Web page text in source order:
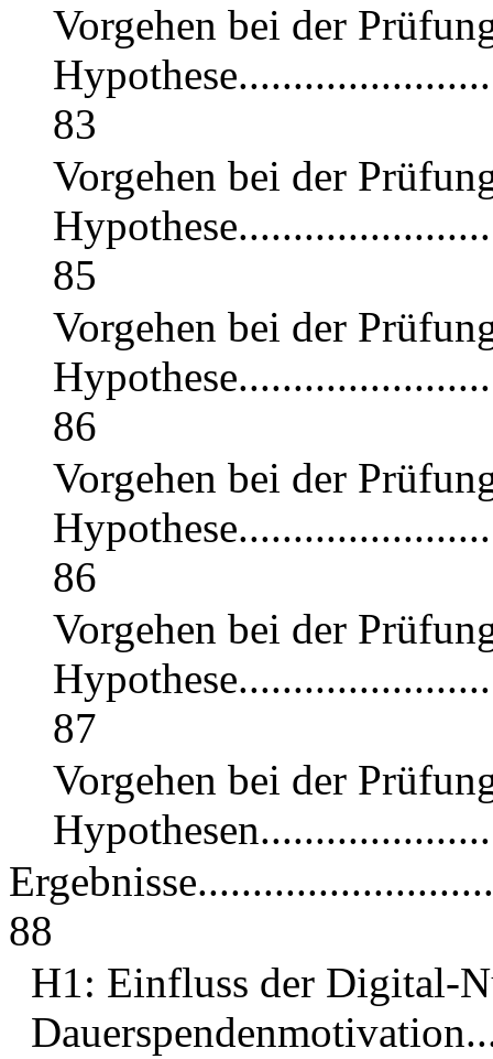
Vorgehen bei der
83
Vorgehen bei der
85
Vorgehen bei der
86
Vorgehen bei der
86
Vorgehen bei der
87
Vorgehen bei der
88
H1: Einfluss der Digital-